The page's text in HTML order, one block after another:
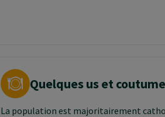
Quelques us et
La population est majoritairement